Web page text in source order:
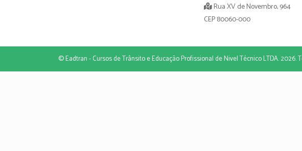
Rua XV de Novembro, 964
CEP 80060-000
© Eadtran - Cursos de Trânsito e Educação Profissional de Nivel Técnico LTDA. 2026.